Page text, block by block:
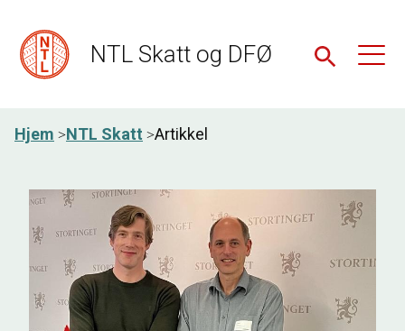
NTL Skatt og DFØ
Hjem NTL Skatt Artikkel